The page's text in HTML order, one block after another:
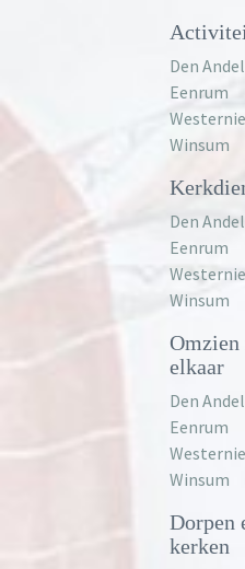
Den Andel
Eenrum
Winsum
Den Andel
Eenrum
Winsum
Omzien
elkaar
Den Andel
Eenrum
Winsum
Dorpen
kerken